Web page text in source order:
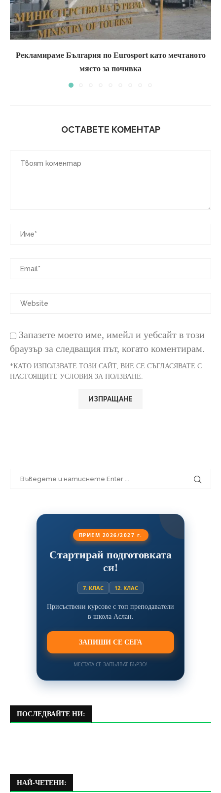
Рекламираме България по Eurosport като мечтаното
място за почивка
ОСТАВЕТЕ КОМЕНТАР
Запазете моето име, имейл и уебсайт в този
браузър за следващия път, когато коментирам.
*КАТО ИЗПОЛЗВАТЕ ТОЗИ САЙТ, ВИЕ СЕ СЪГЛАСЯВАТЕ С
НАСТОЯЩИТЕ УСЛОВИЯ ЗА ПОЛЗВАНЕ.
ПРИЕМ 2026/2027 г.
Стартирай подготовката
си!
7. КЛАС 12. КЛАС
Присъствени курсове с топ преподаватели
в школа Аслан.
ЗАПИШИ СЕ СЕГА
МЕСТАТА СЕ ЗАПЪЛВАТ БЪРЗО!
ПОСЛЕДВАЙТЕ НИ:
НАЙ-ЧЕТЕНИ: